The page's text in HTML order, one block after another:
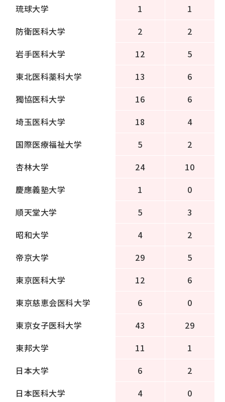
琉球大学
1
1
防衛医科大学
2
2
岩手医科大学
12
5
東北医科薬科大学
13
6
獨協医科大学
16
6
埼玉医科大学
18
4
国際医療福祉大学
5
2
杏林大学
24
10
慶應義塾大学
1
0
順天堂大学
5
3
昭和大学
4
2
帝京大学
29
5
東京医科大学
12
6
東京慈恵会医科大学
6
0
東京女子医科大学
43
29
東邦大学
11
1
日本大学
6
2
日本医科大学
4
0